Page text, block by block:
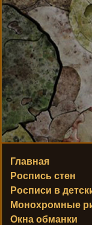
Главная
Роспись стен
Росписи в
Монохромные
Окна обманки